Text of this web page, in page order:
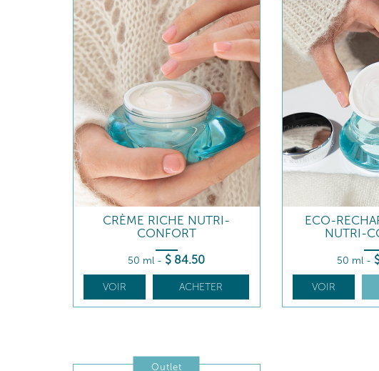
CRÈME RICHE NUTRI-
CONFORT
50 ml - $ 84.50
VOIR ACHETER
ECO-
NUTRI-
50 ml -
VOIR
Outlet